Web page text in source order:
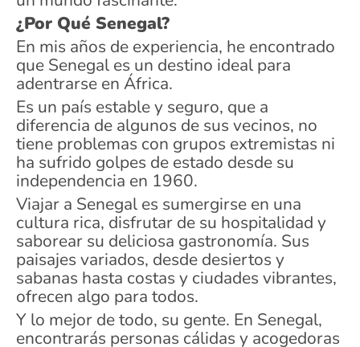
¿Por Qué Senegal?
En mis años de experiencia, he encontrado
que Senegal es un destino ideal para
adentrarse en África.
Es un país estable y seguro, que a
diferencia de algunos de sus vecinos, no
tiene problemas con grupos extremistas ni
ha sufrido golpes de estado desde su
independencia en 1960.
Viajar a Senegal es sumergirse en una
cultura rica, disfrutar de su hospitalidad y
saborear su deliciosa gastronomía. Sus
paisajes variados, desde desiertos y
sabanas hasta costas y ciudades vibrantes,
ofrecen algo para todos.
Y lo mejor de todo, su gente. En Senegal,
encontrarás personas cálidas y acogedoras